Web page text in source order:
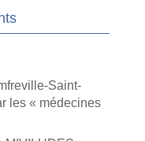
Saint-
les « médecines